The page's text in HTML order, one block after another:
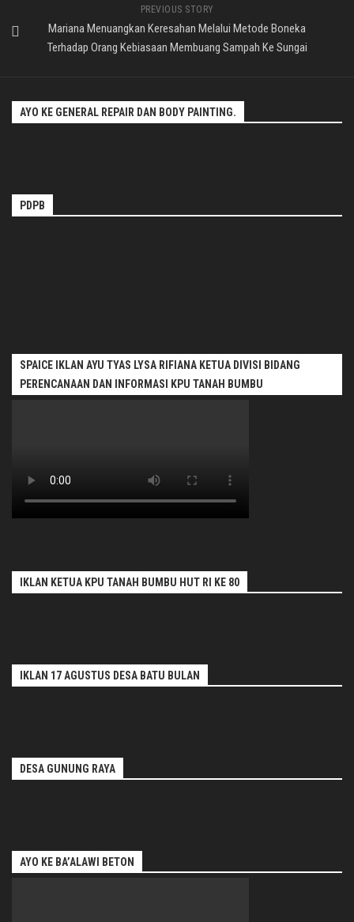
PREVIOUS STORY
Mariana Menuangkan Keresahan Melalui Metode Boneka
Terhadap Orang Kebiasaan Membuang Sampah Ke Sungai
AYO KE GENERAL REPAIR DAN BODY PAINTING.
PDPB
SPAICE IKLAN AYU TYAS LYSA RIFIANA KETUA DIVISI BIDANG
PERENCANAAN DAN INFORMASI KPU TANAH BUMBU
IKLAN KETUA KPU TANAH BUMBU HUT RI KE 80
IKLAN 17 AGUSTUS DESA BATU BULAN
DESA GUNUNG RAYA
AYO KE BA’ALAWI BETON